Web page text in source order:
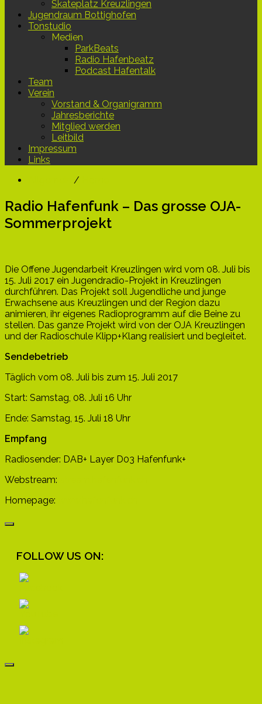
Skateplatz Kreuzlingen
Jugendraum Bottighofen
Tonstudio
Medien
ParkBeats
Radio Hafenbeatz
Podcast Hafentalk
Team
Verein
Vorstand & Organigramm
Jahresberichte
Mitglied werden
Leitbild
Impressum
Links
/
Radio Hafenfunk – Das grosse OJA-
Sommerprojekt
Die Offene Jugendarbeit Kreuzlingen wird vom 08. Juli bis
15. Juli 2017 ein Jugendradio-Projekt in Kreuzlingen
durchführen. Das Projekt soll Jugendliche und junge
Erwachsene aus Kreuzlingen und der Region dazu
animieren, ihr eigenes Radioprogramm auf die Beine zu
stellen. Das ganze Projekt wird von der OJA Kreuzlingen
und der Radioschule Klipp+Klang realisiert und begleitet.
Sendebetrieb
Täglich vom 08. Juli bis zum 15. Juli 2017
Start: Samstag, 08. Juli 16 Uhr
Ende: Samstag, 15. Juli 18 Uhr
Empfang
Radiosender: DAB+ Layer D03 Hafenfunk+
Webstream:
Homepage:
FOLLOW US ON: